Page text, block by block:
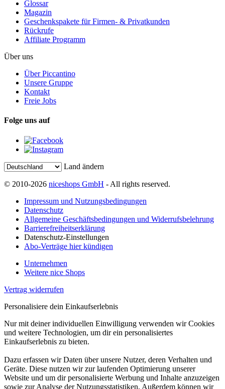
Glossar
Magazin
Geschenkspakete für Firmen- & Privatkunden
Rückrufe
Affiliate Programm
Über uns
Über Piccantino
Unsere Gruppe
Kontakt
Freie Jobs
Folge uns auf
Land ändern
© 2010-2026 niceshops GmbH - All rights reserved.
Impressum und Nutzungsbedingungen
Datenschutz
Allgemeine Geschäftsbedingungen und Widerrufsbelehrung
Barrierefreiheitserklärung
Datenschutz-Einstellungen
Abo-Verträge hier kündigen
Unternehmen
Weitere nice Shops
Vertrag widerrufen
Personalisiere dein Einkaufserlebnis
Nur mit deiner individuellen Einwilligung verwenden wir Cookies
und weitere Technologien, um dir ein personalisiertes
Einkaufserlebnis zu bieten.
Dazu erfassen wir Daten über unsere Nutzer, deren Verhalten und
Geräte. Diese nutzen wir zur laufenden Optimierung unserer
Website und um dir personalisierte Werbung und Inhalte anzuzeigen
sowie zur Analyse der Nutzungsstatistiken. Außerdem können wir